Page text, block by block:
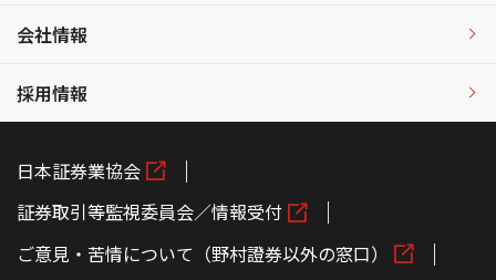
会社情報
採用情報
日本証券業協会
証券取引等監視委員会／情報受付
ご意見・苦情について（野村證券以外の窓口）